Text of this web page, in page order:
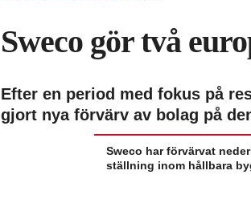
Sweco gör två
Efter en period med fokus på
gjort nya förvärv av bolag på
Sweco har förvärvat
ställning inom hållbara